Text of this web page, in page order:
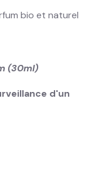
bio et naturel
(30ml)
d'un